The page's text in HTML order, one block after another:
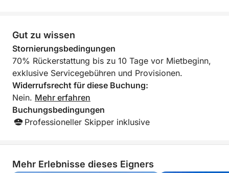
Gut zu wissen
Stornierungsbedingungen
70% Rückerstattung bis zu 10 Tage vor Mietbeginn,
exklusive Servicegebühren und Provisionen.
Widerrufsrecht für diese Buchung:
Nein. Mehr erfahren
Buchungsbedingungen
Professioneller Skipper inklusive
Mehr Erlebnisse dieses Eigners